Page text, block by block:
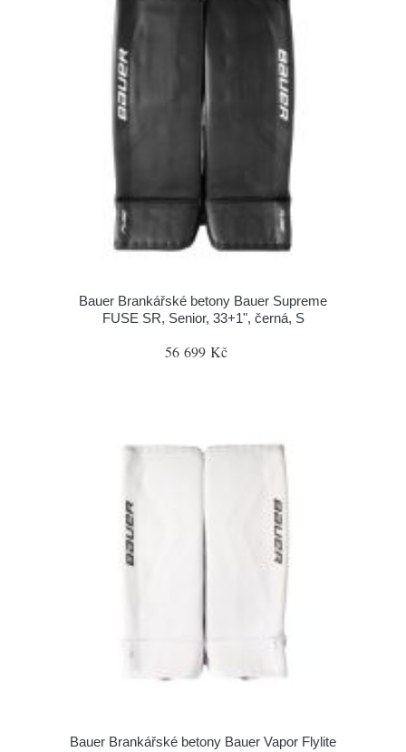
Bauer Brankářské betony Bauer Supreme
FUSE SR, Senior, 33+1", černá, S
56 699 Kč
Bauer Brankářské betony Bauer Vapor Flylite